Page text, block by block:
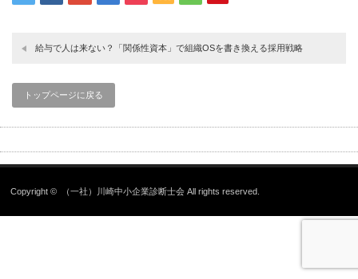
給与で人は来ない？「関係性資本」で組織OSを書き換える採用戦略
トップページに戻る
Copyright © （一社）川崎中小企業診断士会 All rights reserved.